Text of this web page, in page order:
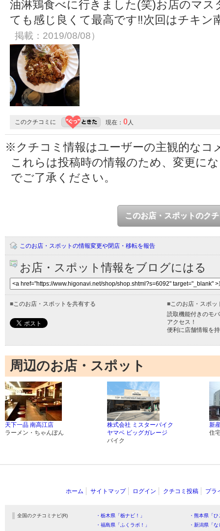
油淋鶏食べに行きました(笑)お店のマ
ても感じ良くて最高です‼️次回はチキン
掲載：2019/08/08）
このクチコミに 現在： 0人
※クチコミ情報はユーザーの主観的なコ
これらは投稿時の情報のため、変更に
でご了承ください。
このお店・スポットのク
このお店・スポットの情報変更や閉店・移転を報告
お店・スポット情報をブログにはる
■このお店・スポットを共有する ■このお店・スポッ
読取機能付きのモ
アクセス！
便利に店舗情報を
周辺のお店・スポット
天下一品 南高江店
ラーメン・ちゃんぽん
株式会社 ミスターバイク
ヤマベ ビッグガレージ
バイク
新
住
ホーム サイトマップ ログイン クチコミ投稿 プラ
全国のクチコミナビ(R) ・栃木県「栃ナビ！」
・熊本県「
・福島県「ふくラボ！」
・新潟県「